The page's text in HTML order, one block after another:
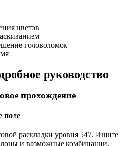
цветов
головоломок
руководство
прохождение
поле
раскладки уровня 547. Ищите
и возможные комбинации.